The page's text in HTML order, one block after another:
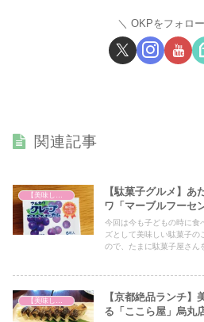
OKPをフォロ
関連記事
【美味しいは正義】
【駄菓子グルメ】
ワ「マーブルフーセ
今回は今も子どもの時に食
ズとして美味しい駄菓子の
ので、たまに駄菓子屋さん
【美味しいは正義】
【京都絶品ランチ】
る「ここら屋」烏丸